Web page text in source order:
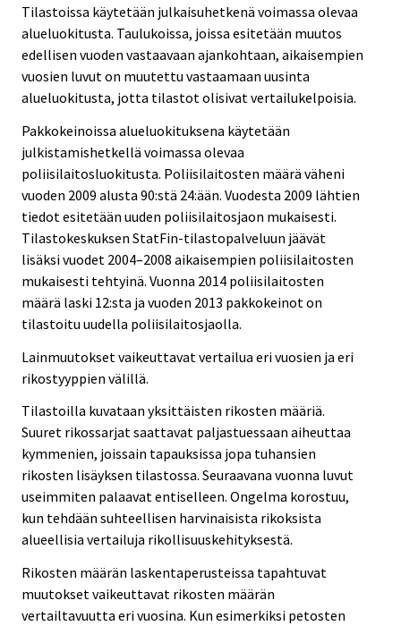
Tilastoissa käytetään julkaisuhetkenä voimassa olevaa
alueluokitusta. Taulukoissa, joissa esitetään muutos
edellisen vuoden vastaavaan ajankohtaan, aikaisempien
vuosien luvut on muutettu vastaamaan uusinta
alueluokitusta, jotta tilastot olisivat vertailukelpoisia.
Pakkokeinoissa alueluokituksena käytetään
julkistamishetkellä voimassa olevaa
poliisilaitosluokitusta. Poliisilaitosten määrä väheni
vuoden 2009 alusta 90:stä 24:ään. Vuodesta 2009 lähtien
tiedot esitetään uuden poliisilaitosjaon mukaisesti.
Tilastokeskuksen StatFin-tilastopalveluun jäävät
lisäksi vuodet 2004–2008 aikaisempien poliisilaitosten
mukaisesti tehtyinä. Vuonna 2014 poliisilaitosten
määrä laski 12:sta ja vuoden 2013 pakkokeinot on
tilastoitu uudella poliisilaitosjaolla.
Lainmuutokset vaikeuttavat vertailua eri vuosien ja eri
rikostyyppien välillä.
Tilastoilla kuvataan yksittäisten rikosten määriä.
Suuret rikossarjat saattavat paljastuessaan aiheuttaa
kymmenien, joissain tapauksissa jopa tuhansien
rikosten lisäyksen tilastossa. Seuraavana vuonna luvut
useimmiten palaavat entiselleen. Ongelma korostuu,
kun tehdään suhteellisen harvinaisista rikoksista
alueellisia vertailuja rikollisuuskehityksestä.
Rikosten määrän laskentaperusteissa tapahtuvat
muutokset vaikeuttavat rikosten määrän
vertailtavuutta eri vuosina. Kun esimerkiksi petosten